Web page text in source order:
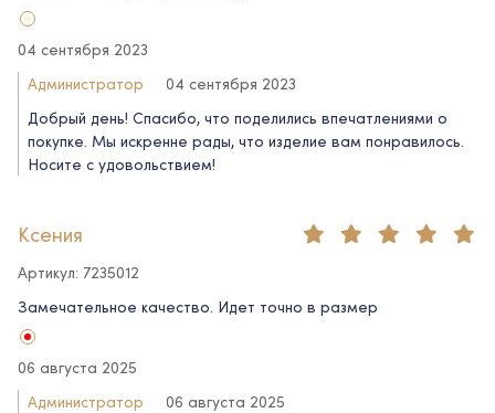
04 сентября 2023
Администратор
04 сентября 2023
Добрый день! Спасибо, что поделились впечатлениями о
покупке. Мы искренне рады, что изделие вам понравилось.
Носите с удовольствием!
Ксения
Артикул: 7235012
Замечательное качество. Идет точно в размер
06 августа 2025
Администратор
06 августа 2025